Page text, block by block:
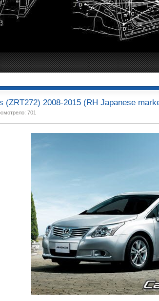
(ZRT272) 2008-2015 (RH Japanese
701